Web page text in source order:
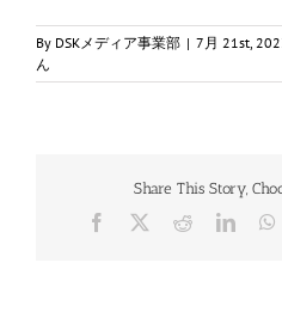
By DSKメディア事業部 | 7月 21st,
ん
Share This Story,
Facebook Reddit